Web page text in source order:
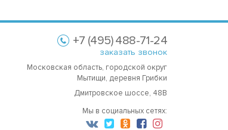
+7 (495) 488-71-24
заказать звонок
Московская область, городской округ
Мытищи, деревня Грибки
Дмитровское шоссе, 48В
Мы в социальных сетях: